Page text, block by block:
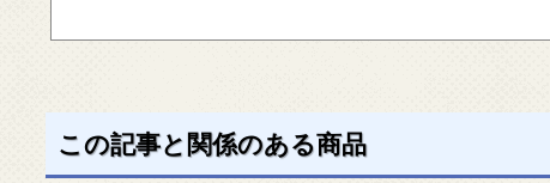
この記事と関係のある商品